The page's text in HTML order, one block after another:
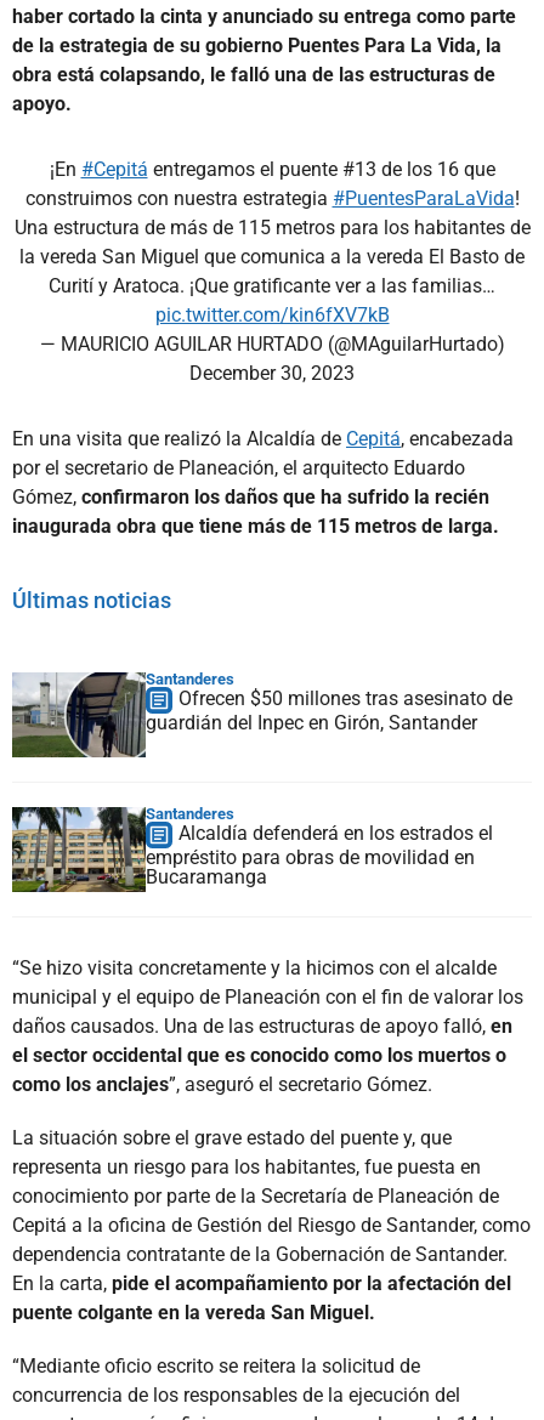
haber cortado la cinta y anunciado su entrega como parte
de la estrategia de su gobierno Puentes Para La Vida, la
obra está colapsando, le falló una de las estructuras de
apoyo.
¡En #Cepitá entregamos el puente #13 de los 16 que
construimos con nuestra estrategia #PuentesParaLaVida!
Una estructura de más de 115 metros para los habitantes de
la vereda San Miguel que comunica a la vereda El Basto de
Curití y Aratoca. ¡Que gratificante ver a las familias…
pic.twitter.com/kin6fXV7kB
— MAURICIO AGUILAR HURTADO (@MAguilarHurtado)
December 30, 2023
En una visita que realizó la Alcaldía de Cepitá, encabezada
por el secretario de Planeación, el arquitecto Eduardo
Gómez, confirmaron los daños que ha sufrido la recién
inaugurada obra que tiene más de 115 metros de larga.
Últimas noticias
Santanderes
Ofrecen $50 millones tras asesinato de
guardián del Inpec en Girón, Santander
Santanderes
Alcaldía defenderá en los estrados el
empréstito para obras de movilidad en
Bucaramanga
“Se hizo visita concretamente y la hicimos con el alcalde
municipal y el equipo de Planeación con el fin de valorar los
daños causados. Una de las estructuras de apoyo falló, en
el sector occidental que es conocido como los muertos o
como los anclajes”, aseguró el secretario Gómez.
La situación sobre el grave estado del puente y, que
representa un riesgo para los habitantes, fue puesta en
conocimiento por parte de la Secretaría de Planeación de
Cepitá a la oficina de Gestión del Riesgo de Santander, como
dependencia contratante de la Gobernación de Santander.
En la carta, pide el acompañamiento por la afectación del
puente colgante en la vereda San Miguel.
“Mediante oficio escrito se reitera la solicitud de
concurrencia de los responsables de la ejecución del